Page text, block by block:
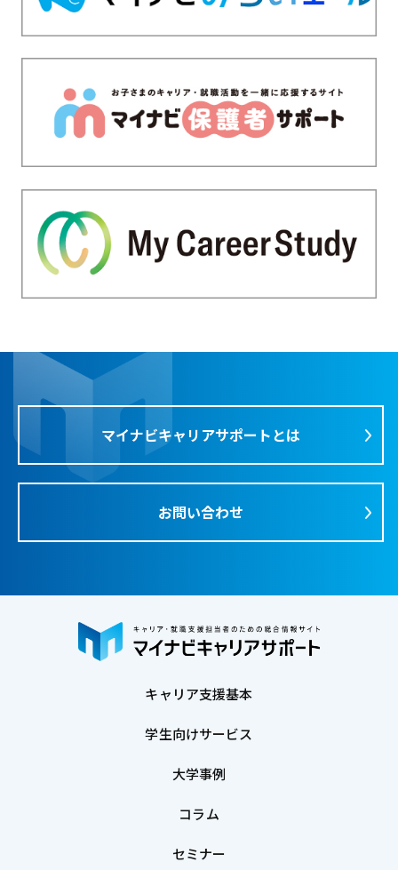
マイナビキャリアサポートとは
お問い合わせ
キャリア支援基本
学生向けサービス
大学事例
コラム
セミナー